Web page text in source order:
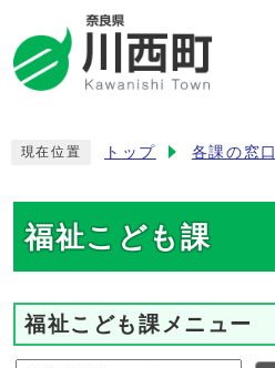
現在位置 トップ 各課の窓口
福祉こども課
福祉こども課メニュー